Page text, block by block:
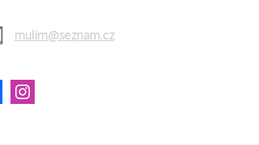
mulim@seznam.cz